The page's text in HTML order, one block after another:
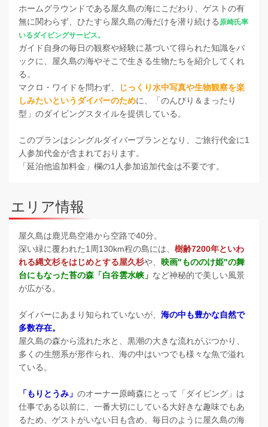
ホームグラウンドである屋久島の海にこだわり、ゲストの有
無に関わらず、ひたすら屋久島の海だけを潜り続ける 原崎氏率
いるダイビングサービス。
ガイド自身の毎日の観察や経験に基づいて得られた知識をバ
ックに、屋久島の海やそこで生きる生物たちを紹介してくれ
る。
マクロ・ワイドを問わず、
じっくり水中写真や生物観察を楽
しみたいというダイバーのために、「のんびり＆まったり
型」のダイビングスタイルを提供している。
このプランはシングルダイバープランとなり、ご旅行代金に1
人参加代金が含まれております。
「延泊他追加料金」欄の1人参加追加代金は不要です。
エリア情報
屋久島は鹿児島空港から空路で40分。
深い緑に覆われた1周130km程の島には、 樹齢7200年といわ
れる縄文杉をはじめとする屋久杉や、 映画"もののけ姫"の舞
台にもなった苔の森「白谷雲水峡」 など神秘的で美しい風景
が広がる。
ダイバーにあまり知られていないが、 海の中も豊かな自然で
多数存在。
屋久島の森から流れた水と、黒潮の大きな流れがぶつかり、
多くの生態系が形作られ、海の中はいつでも様々な魚で溢れ
ている。
「もりとうみ」 のオーナー原崎森にとって「ダイビング」は
仕事である以前に、一番大切にしている大好きな趣味でもあ
るため、ゲストがいない日も含め、毎日のように屋久島の海